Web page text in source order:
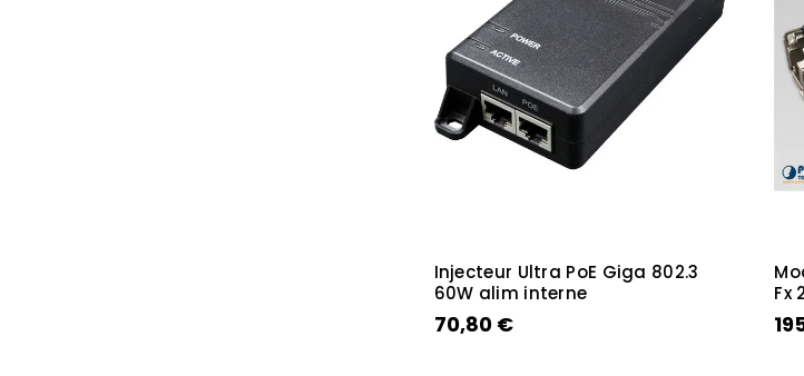
Injecteur Ultra PoE Giga 802.3
60W alim interne
70,80 €
Fx